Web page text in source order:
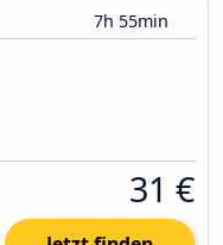
7h 55min
31 €